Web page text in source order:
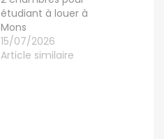
étudiant à louer à
Mons
15/07/2026
Article similaire